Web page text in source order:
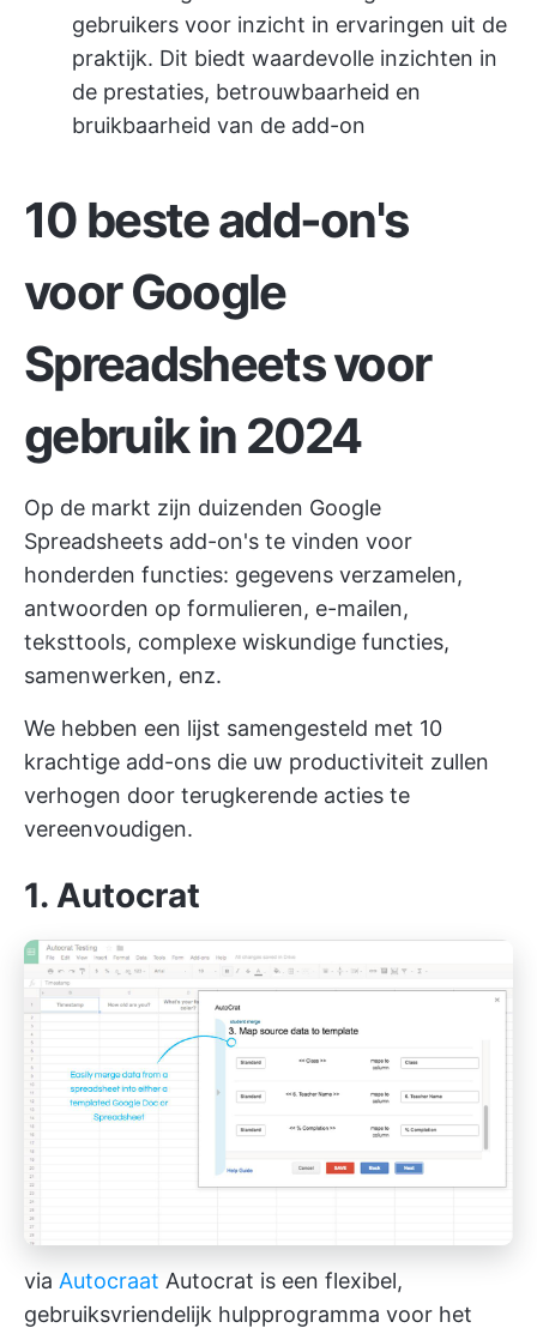
gebruikers voor inzicht in ervaringen uit de
praktijk. Dit biedt waardevolle inzichten in
de prestaties, betrouwbaarheid en
bruikbaarheid van de add-on
10 beste add-on's
voor Google
Spreadsheets voor
gebruik in 2024
Op de markt zijn duizenden Google
Spreadsheets add-on's te vinden voor
honderden functies: gegevens verzamelen,
antwoorden op formulieren, e-mailen,
teksttools, complexe wiskundige functies,
samenwerken, enz.
We hebben een lijst samengesteld met 10
krachtige add-ons die uw productiviteit zullen
verhogen door terugkerende acties te
vereenvoudigen.
1. Autocrat
via Autocraat Autocrat is een flexibel,
gebruiksvriendelijk hulpprogramma voor het